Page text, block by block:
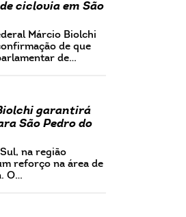
ciclovia em São
Márcio Biolchi
de que
de…
garantirá
São Pedro do
na região
reforço na área de
O…